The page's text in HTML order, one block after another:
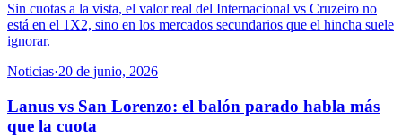
Sin cuotas a la vista, el valor real del Internacional vs Cruzeiro no
está en el 1X2, sino en los mercados secundarios que el hincha suele
ignorar.
Noticias·20 de junio, 2026
Lanus vs San Lorenzo: el balón parado habla más
que la cuota